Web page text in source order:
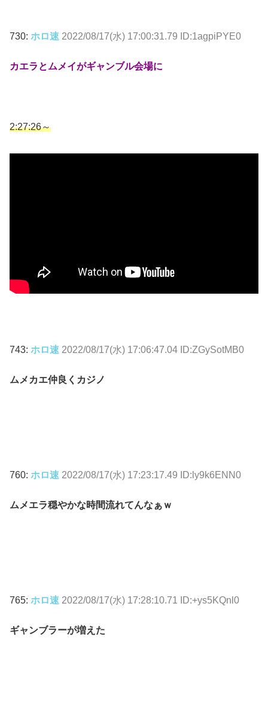
730: ホロ速 2022/08/17(水) 17:00:31.79 ID:1agpiPYE0
カエラとムメイがギャンブル会場に
2:27:26～
743: ホロ速 2022/08/17(水) 17:06:47.04 ID:ZGySotMB0
ムメカエ仲良くカジノ
760: ホロ速 2022/08/17(水) 17:23:17.49 ID:ly9k6ENN0
ムメエラ穏やかな時間流れてんなぁｗ
765: ホロ速 2022/08/17(水) 17:28:10.71 ID:+ys5KQnl0
ギャンブラーが増えた